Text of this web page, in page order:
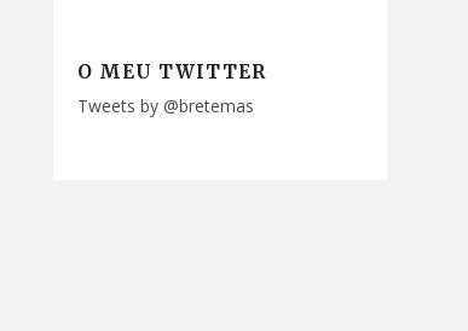
O MEU TWITTER
Tweets by @bretemas